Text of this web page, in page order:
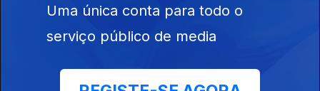
Desenjoa #66 | Super Joa LX
10 fev. 2026
Uma única conta para todo o
serviço público de media